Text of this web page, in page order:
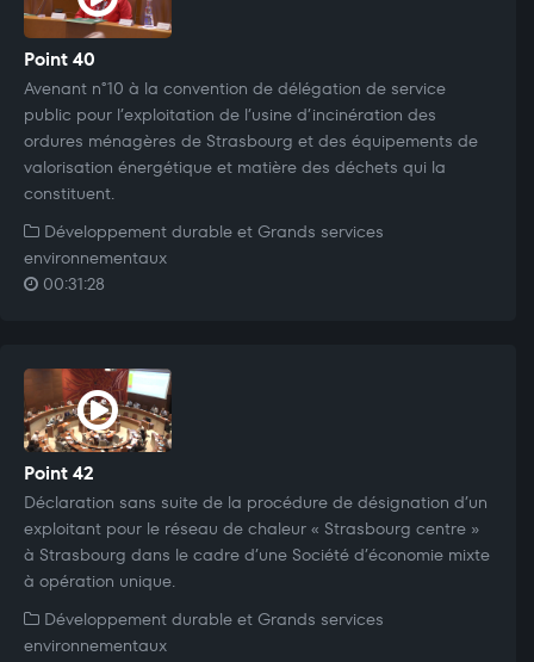
Point 40
Avenant n°10 à la convention de délégation de service
public pour l’exploitation de l’usine d’incinération des
ordures ménagères de Strasbourg et des équipements de
valorisation énergétique et matière des déchets qui la
constituent.
Développement durable et Grands services
environnementaux
00:31:28
Point 42
Déclaration sans suite de la procédure de désignation d’un
exploitant pour le réseau de chaleur « Strasbourg centre »
à Strasbourg dans le cadre d’une Société d’économie mixte
à opération unique.
Développement durable et Grands services
environnementaux